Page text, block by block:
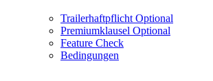
Trailerhaftpflicht Optional
Premiumklausel Optional
Feature Check
Bedingungen